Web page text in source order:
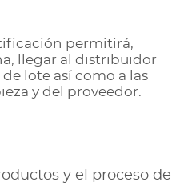
permitirá,
llegar al distribuidor
lote así como a las
y del proveedor.
y el proceso de